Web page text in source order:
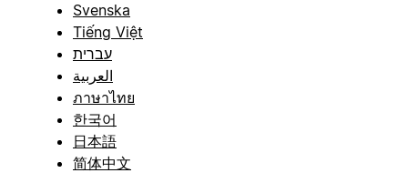
Svenska
Tiếng Việt
עברית
العربية
ภาษาไทย
한국어
日本語
简体中文